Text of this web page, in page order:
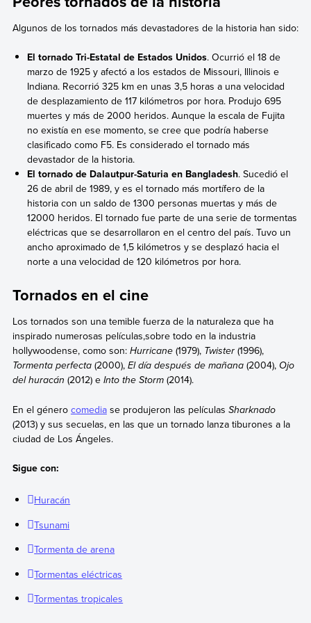
Algunos de los tornados más devastadores de la historia han sido:
El tornado Tri-Estatal de Estados Unidos. Ocurrió el 18 de
marzo de 1925 y afectó a los estados de Missouri, Illinois e
Indiana. Recorrió 325 km en unas 3,5 horas a una velocidad
de desplazamiento de 117 kilómetros por hora. Produjo 695
muertes y más de 2000 heridos. Aunque la escala de Fujita
no existía en ese momento, se cree que podría haberse
clasificado como F5. Es considerado el tornado más
devastador de la historia.
El tornado de Dalautpur-Saturia en Bangladesh. Sucedió el
26 de abril de 1989, y es el tornado más mortífero de la
historia con un saldo de 1300 personas muertas y más de
12000 heridos. El tornado fue parte de una serie de tormentas
eléctricas que se desarrollaron en el centro del país. Tuvo un
ancho aproximado de 1,5 kilómetros y se desplazó hacia el
norte a una velocidad de 120 kilómetros por hora.
Tornados en el cine
Los tornados son una temible fuerza de la naturaleza que ha
inspirado numerosas películas,sobre todo en la industria
hollywoodense, como son: Hurricane(1979), Twister(1996),
Tormenta perfecta (2000), El día después de mañana(2004), Ojo
del huracán (2012) e Into the Storm(2014).
En el género comediase produjeron las películas Sharknado
(2013) y sus secuelas, en las que un tornado lanza tiburones a la
ciudad de Los Ángeles.
Sigue con:
Huracán
Tsunami
Tormenta de arena
Tormentas eléctricas
Tormentas tropicales